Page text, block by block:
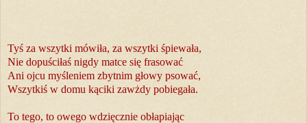
Tyś za wszytki mówiła, za wszytki śpiewała,
Nie dopuściłaś nigdy matce się frasować
Ani ojcu myśleniem zbytnim głowy psować,
Wszytkiś w domu kąciki zawżdy pobiegała.
To tego, to owego wdzięcznie obłapiając